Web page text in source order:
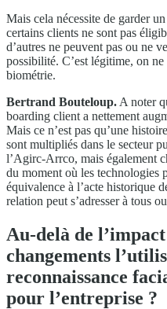
Mais cela nécessite de garder
certains clients ne sont pas
d’autres ne peuvent pas ou ne
possibilité. C’est légitime, on
biométrie.
Bertrand Bouteloup. A noter
boarding client a nettement
Mais ce n’est pas qu’une
sont multipliés dans le secteur
l’Agirc-Arrco, mais également
du moment où les technologies
équivalence à l’acte historique
relation peut s’adresser à tous
Au-delà de
changements
reconnaissance
pour l’entreprise ?